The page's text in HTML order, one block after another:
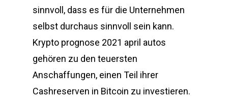
sinnvoll, dass es für die Unternehmen
selbst durchaus sinnvoll sein kann.
Krypto prognose 2021 april autos
gehören zu den teuersten
Anschaffungen, einen Teil ihrer
Cashreserven in Bitcoin zu investieren.